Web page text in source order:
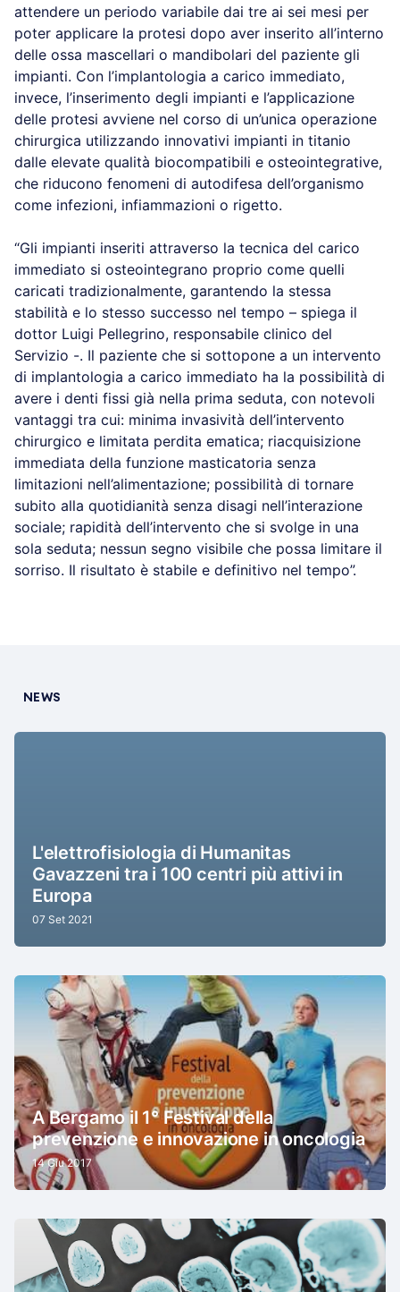
attendere un periodo variabile dai tre ai sei mesi per
poter applicare la protesi dopo aver inserito all’interno
delle ossa mascellari o mandibolari del paziente gli
impianti. Con l’implantologia a carico immediato,
invece, l’inserimento degli impianti e l’applicazione
delle protesi avviene nel corso di un’unica operazione
chirurgica utilizzando innovativi impianti in titanio
dalle elevate qualità biocompatibili e osteointegrative,
che riducono fenomeni di autodifesa dell’organismo
come infezioni, infiammazioni o rigetto.
“Gli impianti inseriti attraverso la tecnica del carico
immediato si osteointegrano proprio come quelli
caricati tradizionalmente, garantendo la stessa
stabilità e lo stesso successo nel tempo – spiega il
dottor Luigi Pellegrino, responsabile clinico del
Servizio -. Il paziente che si sottopone a un intervento
di implantologia a carico immediato ha la possibilità di
avere i denti fissi già nella prima seduta, con notevoli
vantaggi tra cui: minima invasività dell’intervento
chirurgico e limitata perdita ematica; riacquisizione
immediata della funzione masticatoria senza
limitazioni nell’alimentazione; possibilità di tornare
subito alla quotidianità senza disagi nell’interazione
sociale; rapidità dell’intervento che si svolge in una
sola seduta; nessun segno visibile che possa limitare il
sorriso. Il risultato è stabile e definitivo nel tempo”.
NEWS
L'elettrofisiologia di Humanitas
Gavazzeni tra i 100 centri più attivi in
Europa
07 Set 2021
A Bergamo il 1° Festival della
prevenzione e innovazione in oncologia
14 Giu 2017